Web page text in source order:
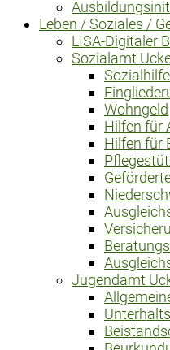
Leben / Soziales /
LISA-Digitaler
Sozialamt
Wohngeld
Hilfen für
Hilfen für
Jugendamt